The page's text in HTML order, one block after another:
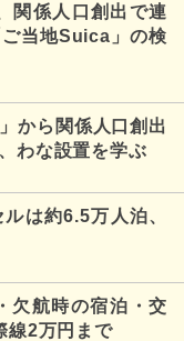
関係人口創出で連
当地Suica」の検
から関係人口創出
わな設置を学ぶ
は約6.5万人泊、
欠航時の宿泊・交
線2万円まで